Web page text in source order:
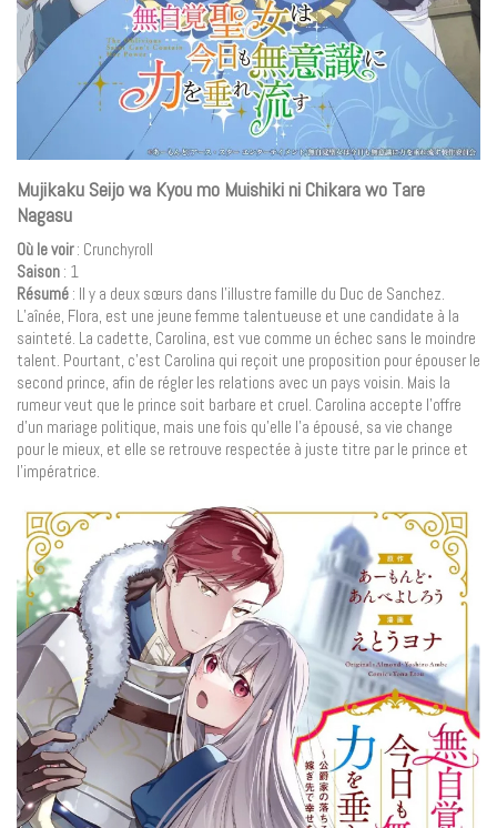
Mujikaku Seijo wa Kyou mo Muishiki ni Chikara wo Tare
Nagasu
Où le voir: Crunchyroll
Saison : 1
Résumé : Il y a deux sœurs dans l’illustre famille du Duc de Sanchez.
L’aînée, Flora, est une jeune femme talentueuse et une candidate à la
sainteté. La cadette, Carolina, est vue comme un échec sans le moindre
talent. Pourtant, c’est Carolina qui reçoit une proposition pour épouser le
second prince, afin de régler les relations avec un pays voisin. Mais la
rumeur veut que le prince soit barbare et cruel. Carolina accepte l’offre
d’un mariage politique, mais une fois qu’elle l’a épousé, sa vie change
pour le mieux, et elle se retrouve respectée à juste titre par le prince et
l’impératrice.